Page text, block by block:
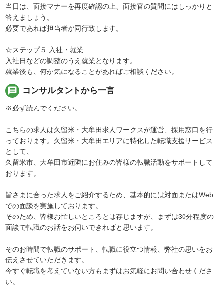
当日は、面接マナーを再度確認の上、面接官の質問にはしっかりと
答えましょう。
必要であれば担当者が同行致します。
☆ステップ５ 入社・就業
入社日などの調整のうえ就業となります。
就業後も、何か気になることがあればご相談ください。
message コンサルタントから一言
※必ず読んでください。
こちらの求人は久留米・大牟田求人ワークスが運営、採用窓口を行
っております。久留米・大牟田エリアに特化した転職支援サービス
として、
久留米市、大牟田市近隣にお住みの皆様の転職活動をサポートして
おります。
皆さまに合った求人をご紹介するため、基本的には対面またはWeb
での面談を実施しております。
そのため、皆様お忙しいところとは存じますが、まずは30分程度の
面談で転職のお話をお伺いできればと思います。
そのお時間で転職のサポート、転職に役立つ情報、弊社の思いをお
伝えさせていただきます。
今すぐ転職を考えていない方もまずはお気軽にお問い合わせくださ
い。